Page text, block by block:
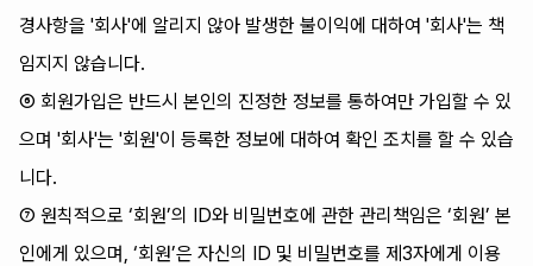
경사항을 '회사'에 알리지 않아 발생한 불이익에 대하여 '회사'는 책
임지지 않습니다.
⑥ 회원가입은 반드시 본인의 진정한 정보를 통하여만 가입할 수 있
으며 '회사'는 '회원'이 등록한 정보에 대하여 확인 조치를 할 수 있습
니다.
⑦ 원칙적으로 ‘회원’의 ID와 비밀번호에 관한 관리책임은 ‘회원’ 본
인에게 있으며, ‘회원’은 자신의 ID 및 비밀번호를 제3자에게 이용